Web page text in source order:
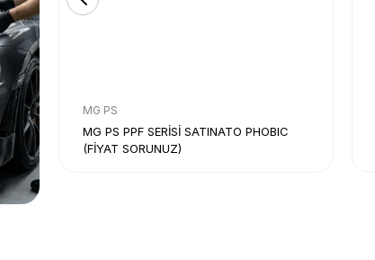
MG PS
MG PS PPF SERİSİ SATINATO PHOBIC
(FİYAT SORUNUZ)